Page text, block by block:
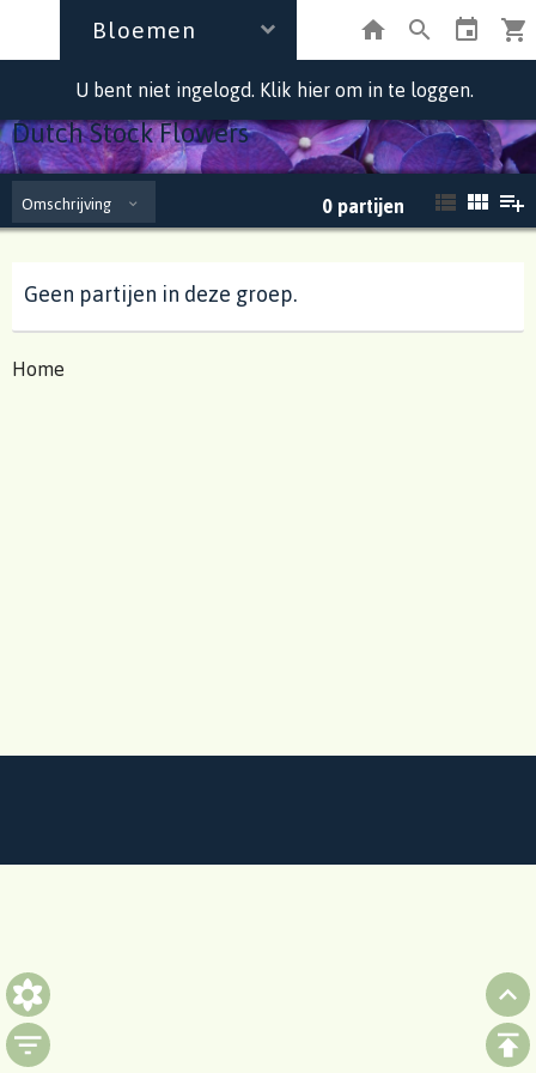
Bloemen
U bent niet ingelogd. Klik hier om in te loggen.
Dutch Stock Flowers
Omschrijving 0 partijen
Geen partijen in deze groep.
Home